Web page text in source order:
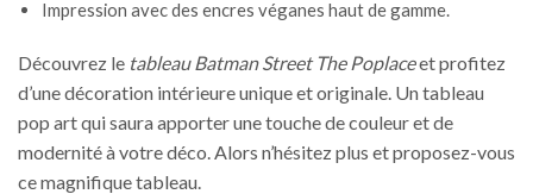
Impression avec des encres véganes haut de gamme.
Découvrez le tableau Batman Street The Poplaceet profitez
d’une décoration intérieure unique et originale. Un tableau
pop art qui saura apporter une touche de couleur et de
modernité à votre déco. Alors n’hésitez plus et proposez-vous
ce magnifique tableau.